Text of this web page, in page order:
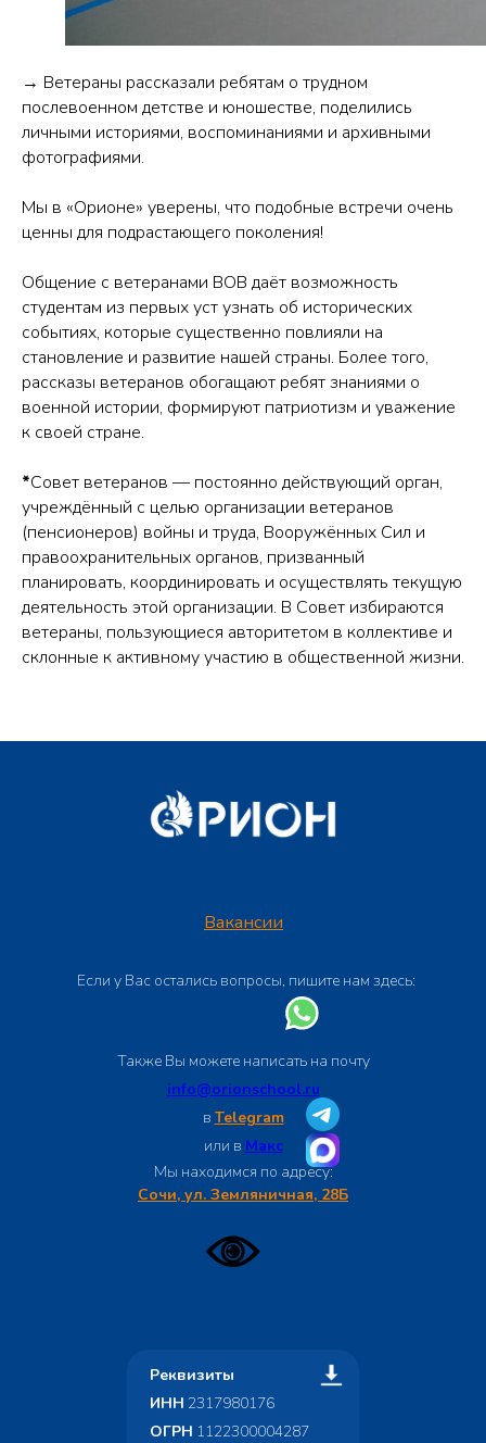
→ Ветераны рассказали ребятам о трудном
послевоенном детстве и юношестве, поделились
личными историями, воспоминаниями и архивными
фотографиями.
Мы в «Орионе» уверены, что подобные встречи очень
ценны для подрастающего поколения!
Общение с ветеранами ВОВ даёт возможность
студентам из первых уст узнать об исторических
событиях, которые существенно повлияли на
становление и развитие нашей страны. Более того,
рассказы ветеранов обогащают ребят знаниями о
военной истории, формируют патриотизм и уважение
к своей стране.
*Совет ветеранов — постоянно действующий орган,
учреждённый с целью организации ветеранов
(пенсионеров) войны и труда, Вооружённых Сил и
правоохранительных органов, призванный
планировать, координировать и осуществлять текущую
деятельность этой организации. В Совет избираются
ветераны, пользующиеся авторитетом в коллективе и
склонные к активному участию в общественной жизни.
Вакансии
Если у Вас остались вопросы, пишите нам здесь:
Мы находимся по адресу:
Сочи, ул. Земляничная, 28Б
Также Вы можете написать на почту
info@orionschool.ru
в Telegram
или в Макс
Реквизиты
ИНН 2317980176
ОГРН 1122300004287